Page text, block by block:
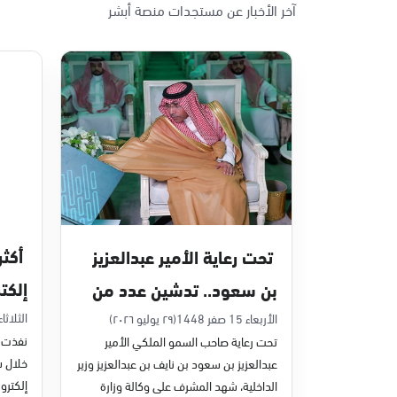
الأحد - الخميس (08:00-14:30)
الدمام, الدمام - بنده حي أحد
الأحد - الخميس (08:00-14:30)
التوجه للموقع
الدمام, الدمام - الغرفة التجارية
التوجه للموقع
الدمام, الدمام - بنده - حي الشاطئ
الأحد - الخميس (08:00-14:30)
التوجه للموقع
آخر الأخبار عن مستجدات منصة أبشر
تحت رعاية الأمير عبدالعزيز
بن سعود.. تدشين عدد من
مشاريع التحول الرقمي
والخدمات الإلكترونية
للأحوال المدنية
الأربعاء 15 صفر 1448
(٢٩ يوليو ٢٠٢٦)
تحت رعاية صاحب السمو الملكي الأمير
عبدالعزيز بن سعود بن نايف بن عبدالعزيز وزير
الداخلية، شهد المشرف على وكالة وزارة
في
الثلاثاء 7 صفر
نفذت